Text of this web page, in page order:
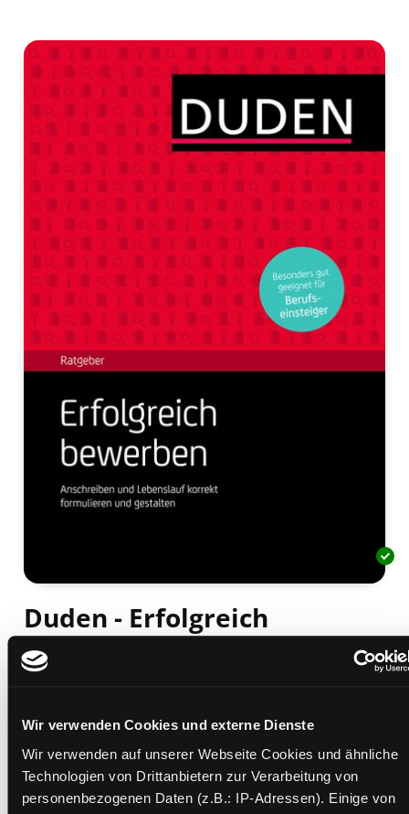
Wir verwenden Cookies und externe Dienste
Wir verwenden auf unserer Webseite Cookies und ähnliche
Technologien von Drittanbietern zur Verarbeitung von
personenbezogenen Daten (z.B.: IP-Adressen). Einige von
Duden - Erfolgreich
bewerben
Mediengruppe:Sachbuch
Verfasser:Suche nach diesem Verfasser
Engst, Judith;Willmann, Hans-Georg
Beschreibung ein-/ausblenden